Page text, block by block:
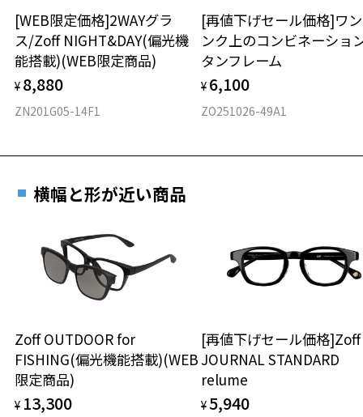
材質
フロント素材：アセテート
[WEB限定価格]2WAYグラ
ス/Zoff NIGHT&DAY(偏光機
能搭載)(WEB限定商品)
¥ 8,880
ZN201G05-14F1
[再値下げセール価格]ワ
ンク上のコンビネーショ
タンフレーム
¥ 6,100
ZO251026-49A1
横幅と形が近い商品
Zoff OUTDOOR for
FISHING(偏光機能搭載)(WEB
限定商品)
¥ 13,300
[再値下げセール価格
JOURNAL STANDARD
relume
¥ 5,940